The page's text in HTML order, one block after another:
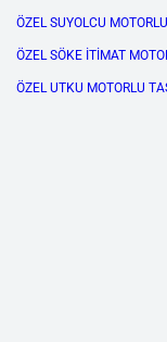
ÖZEL SUYOLCU
ÖZEL SÖKE İTİMAT
ÖZEL UTKU MOTORLU